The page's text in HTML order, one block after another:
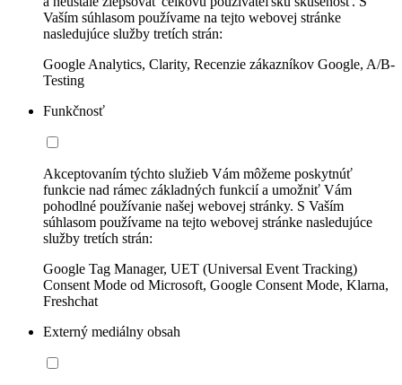
Vaším súhlasom používame na tejto webovej stránke
nasledujúce služby tretích strán:
Google Analytics, Clarity, Recenzie zákazníkov Google, A/B-
Testing
Funkčnosť
Akceptovaním týchto služieb Vám môžeme poskytnúť
funkcie nad rámec základných funkcií a umožniť Vám
pohodlné používanie našej webovej stránky. S Vaším
súhlasom používame na tejto webovej stránke nasledujúce
služby tretích strán:
Google Tag Manager, UET (Universal Event Tracking)
Consent Mode od Microsoft, Google Consent Mode, Klarna,
Freshchat
Externý mediálny obsah